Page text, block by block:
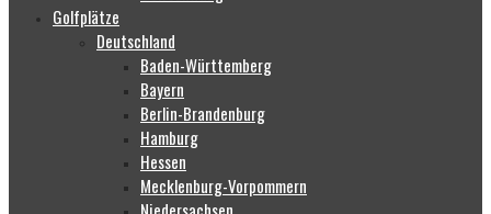
Golfplätze
Deutschland
Baden-Württemberg
Bayern
Berlin-Brandenburg
Hamburg
Hessen
Mecklenburg-Vorpommern